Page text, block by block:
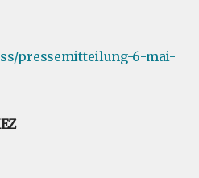
pressemitteilung-6-mai-